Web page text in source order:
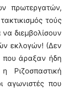
πρωτεργατών,
τούς
διεμβολίσουν
εκλογών! (Δεν
που άραξαν ήδη
αγωνιστές που